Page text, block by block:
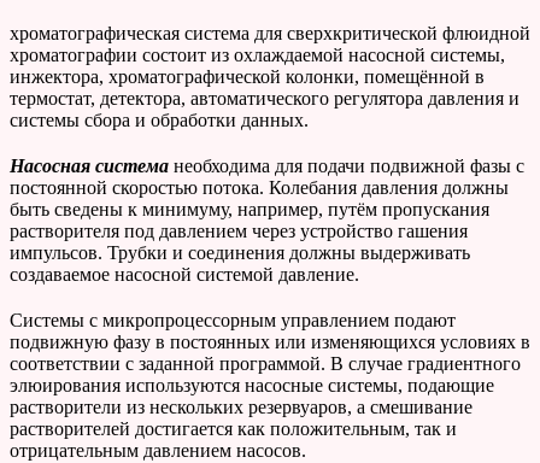
хроматографическая система для сверхкритической флюидной
хроматографии состоит из охлаждаемой насосной системы,
инжектора, хроматографической колонки, помещённой в
термостат, детектора, автоматического регулятора давления и
системы сбора и обработки данных.
Насосная система необходима для подачи подвижной фазы с
постоянной скоростью потока. Колебания давления должны
быть сведены к минимуму, например, путём пропускания
растворителя под давлением через устройство гашения
импульсов. Трубки и соединения должны выдерживать
создаваемое насосной системой давление.
Системы с микропроцессорным управлением подают
подвижную фазу в постоянных или изменяющихся условиях в
соответствии с заданной программой. В случае градиентного
элюирования используются насосные системы, подающие
растворители из нескольких резервуаров, а смешивание
растворителей достигается как положительным, так и
отрицательным давлением насосов.